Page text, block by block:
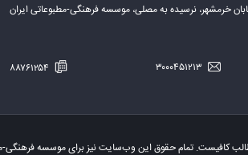
خرمشهر، نرسیده به مصلی، موسسه فرهنگی-مطبوعاتی ایران
کافیست. تمام حقوق این وب‌سایت نیز برای موسسه